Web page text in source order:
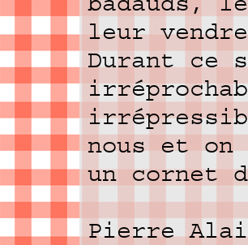
leur
Durant ce
nous et on
un
Pierre Alain